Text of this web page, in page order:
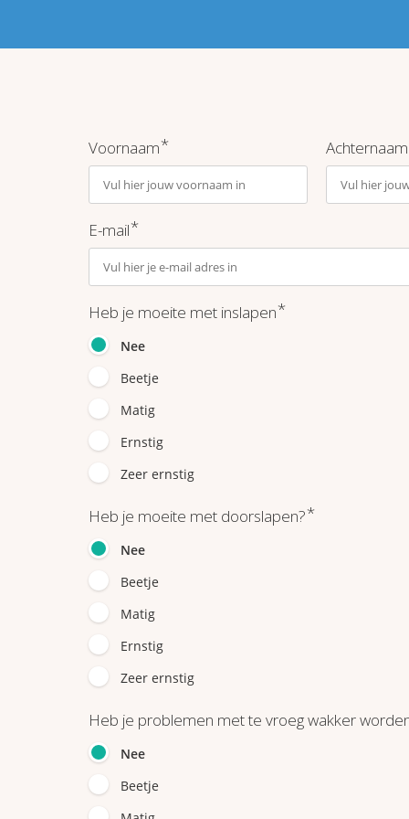
Voornaam* Achternaam
E-mail*
Heb je moeite met inslapen*
Nee
Beetje
Matig
Ernstig
Zeer ernstig
Heb je moeite met doorslapen?*
Nee
Beetje
Matig
Ernstig
Zeer ernstig
Heb je problemen met te vroeg wakker
Nee
Beetje